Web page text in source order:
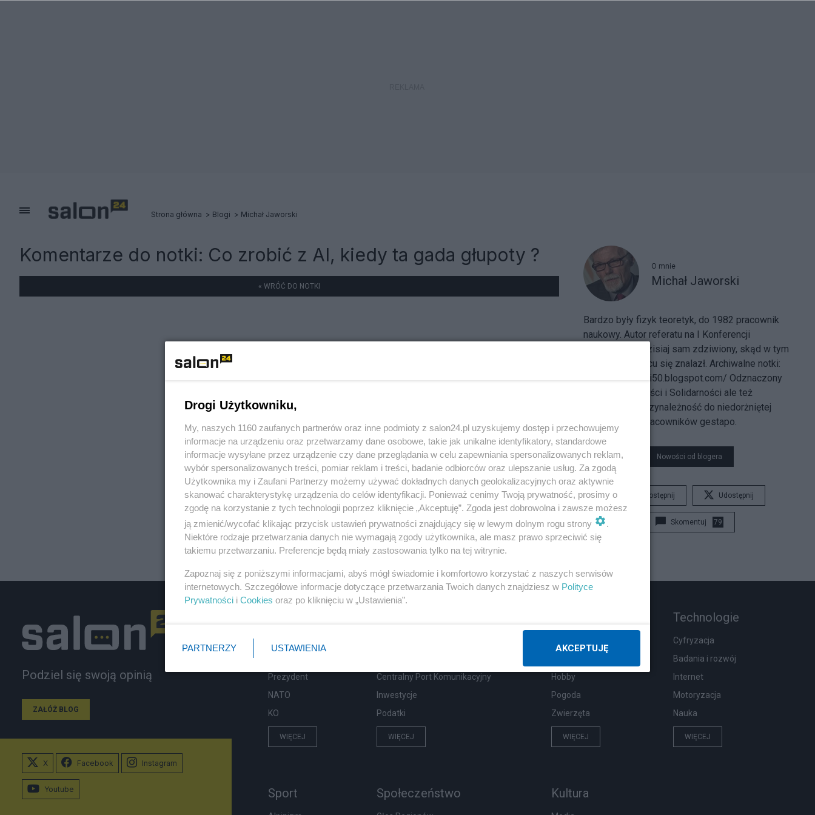
Strona główna Blogi Michał Jaworski
Komentarze do notki: Co zrobić z AI, kiedy ta gada głupoty ?
« WRÓĆ DO NOTKI
O mnie
Michał Jaworski
Bardzo były fizyk teoretyk, do 1982 pracownik
naukowy. Autor referatu na I Konferencji
Smoleńskiej. Dzisiaj sam zdziwiony, skąd w tym
temacie i miejscu się znalazł. Archiwalne notki:
http://mjaworski50.blogspot.com/ Odznaczony
Krzyżem Wolności i Solidarności ale też
podejrzany o przynależność do niedorżniętej
watahy współpracowników gestapo.
Nowości od blogera
Udostępnij Udostępnij
Skomentuj 79
Podziel się swoją opinią
ZAŁÓŻ BLOG
Prezydent
NATO
KO
WIĘCEJ
Centralny Port Komunikacyjny
Inwestycje
Podatki
WIĘCEJ
Hobby
Pogoda
Zwierzęta
WIĘCEJ
Technologie
Cyfryzacja
Badania i rozwój
Internet
Motoryzacja
Nauka
WIĘCEJ
Sport Społeczeństwo Kultura
X Facebook Instagram
Youtube
Drogi Użytkowniku,
My, naszych 1160 zaufanych partnerów oraz inne podmioty z salon24.pl uzyskujemy dostęp i przechowujemy
informacje na urządzeniu oraz przetwarzamy dane osobowe, takie jak unikalne identyfikatory, standardowe
informacje wysyłane przez urządzenie czy dane przeglądania w celu zapewniania spersonalizowanych reklam,
wybór spersonalizowanych treści, pomiar reklam i treści, badanie odbiorców oraz ulepszanie usług. Za zgodą
Użytkownika my i Zaufani Partnerzy możemy używać dokładnych danych geolokalizacyjnych oraz aktywnie
skanować charakterystykę urządzenia do celów identyfikacji. Ponieważ cenimy Twoją prywatność, prosimy o
zgodę na korzystanie z tych technologii poprzez kliknięcie „Akceptuję”. Zgoda jest dobrowolna i zawsze możesz
ją zmienić/wycofać klikając przycisk ustawień prywatności znajdujący się w lewym dolnym rogu strony
.
Niektóre rodzaje przetwarzania danych nie wymagają zgody użytkownika, ale masz prawo sprzeciwić się
takiemu przetwarzaniu. Preferencje będą miały zastosowania tylko na tej witrynie.
Zapoznaj się z poniższymi informacjami, abyś mógł świadomie i komfortowo korzystać z naszych serwisów
internetowych. Szczegółowe informacje dotyczące przetwarzania Twoich danych znajdziesz w Polityce
Prywatności i Cookies oraz po kliknięciu w „Ustawienia”.
PARTNERZY USTAWIENIA AKCEPTUJĘ